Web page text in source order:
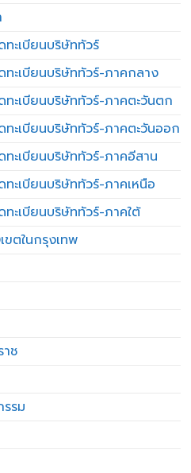
ะเบียนบริษัททัวร์
ะเบียนบริษัททัวร์-ภาคกลาง
ะเบียนบริษัททัวร์-ภาคตะวันตก
ะเบียนบริษัททัวร์-ภาคตะวันออก
ะเบียนบริษัททัวร์-ภาคอีสาน
ะเบียนบริษัททัวร์-ภาคเหนือ
ะเบียนบริษัททัวร์-ภาคใต้
ขตในกรุงเทพ
ช
รม